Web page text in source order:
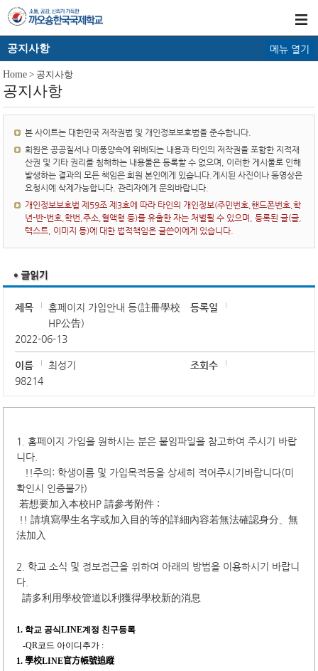
공지사항 메뉴 열기
Home > 공지사항
공지사항
본 사이트는 대한민국 저작권법 및 개인정보보호법을 준수합니다.
회원은 공공질서나 미풍양속에 위배되는 내용과 타인의 저작권을 포함한 지적재
산권 및 기타 권리를 침해하는 내용물은 등록할 수 없으며, 이러한 게시물로 인해
발생하는 결과의 모든 책임은 회원 본인에게 있습니다.게시된 사진이나 동영상은
요청시에 삭제가능합니다. 관리자에게 문의바랍니다.
개인정보보호법 제59조 제3호에 따라 타인의 개인정보(주민번호,핸드폰번호,학
년-반-번호,학번,주소,혈액형 등)를 유출한 자는 처벌될 수 있으며, 등록된 글(글,
텍스트, 이미지 등)에 대한 법적책임은 글쓴이에게 있습니다.
제목
홈페이지 가입안내 등(註冊學校
HP公告)
등록일
2022-06-13
이름 최성기
조회수
98214
1. 홈페이지 가입을 원하시는 분은 붙임파일을 참고하여 주시기 바랍
니다.
!!주의: 학생이름 및 가입목적등을 상세히 적어주시기바랍니다(미
확인시 인증불가)
若想要加入本校HP 請參考附件 :
!! 請填寫學生名字或加入目的等的詳細內容若無法確認身分、無
法加入
2. 학교 소식 및 정보접근을 위하여 아래의 방법을 이용하시기 바랍니
다.
請多利用學校管道以利獲得學校新的消息
1. 학교 공식LINE계정 친구등록
-QR코드 아이디추가 :
1.學校LINE官方帳號追蹤